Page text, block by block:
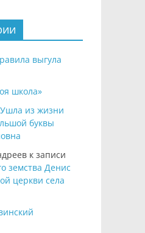
выгула
школа»
Ушла из жизни
буквы
к записи
земства Денис
церкви села